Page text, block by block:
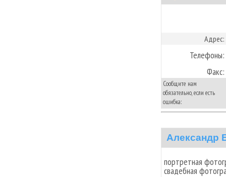
Адрес:
Телефоны:
Факс:
Сообщите нам
обязательно, если есть
ошибка:
Александр
портретная
свадебная